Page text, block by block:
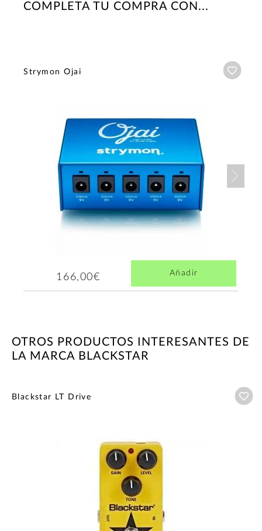
COMPLETA TU COMPRA CON...
Strymon Ojai
166,00€ Añadir
OTROS PRODUCTOS INTERESANTES DE
LA MARCA BLACKSTAR
Blackstar LT Drive